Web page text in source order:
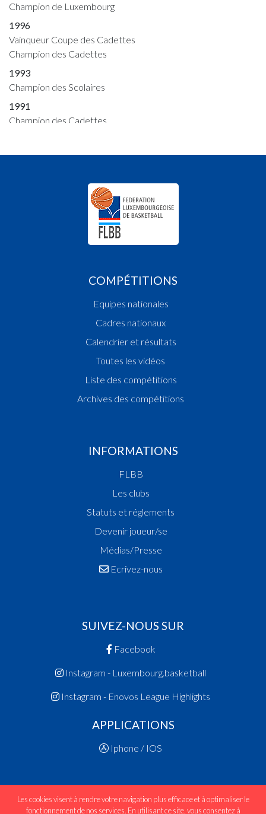
Champion de Luxembourg
1996
Vainqueur Coupe des Cadettes
Champion des Cadettes
1993
Champion des Scolaires
1991
Champion des Cadettes
Vainqueur Coupe des Dames
Champion des Fillettes
Champion des Filles Scolaires
Champion des Cadettes
Champion des Filles Scolaires
Champion des Dames
Champion des Cadettes
Champion des Filles Scolaires
Champion des Dames
Vainqueur Coupe des Dames
Champion des Cadettes
Champion des Filles Scolaires
Vainqueur Coupe des Dames
Champion des Dames
Vainqueur Coupe des Dames
Vainqueur Coupe des Dames
1975
COMPÉTITIONS
Equipes nationales
Cadres nationaux
Calendrier et résultats
Toutes les vidéos
Liste des compétitions
Archives des compétitions
INFORMATIONS
FLBB
Les clubs
Statuts et réglements
Devenir joueur/se
Médias/Presse
Ecrivez-nous
SUIVEZ-NOUS SUR
Facebook
Instagram - Luxembourg.basketball
Instagram - Enovos League Highlights
APPLICATIONS
Iphone / IOS
Les cookies visent à rendre votre navigation plus efficace et à optimaliser le
fonctionnement de nos services. En utilisant ce site, vous consentez à